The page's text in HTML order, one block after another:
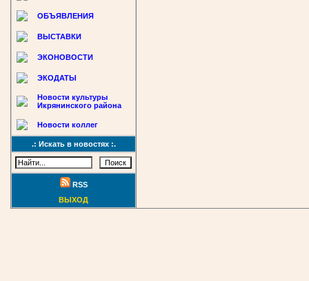
ОБЪЯВЛЕНИЯ
ВЫСТАВКИ
ЭКОНОВОСТИ
ЭКОДАТЫ
Новости культуры
Икрянинского района
Новости коллег
.: Искать в новостях :.
RSS
ВЫХОД